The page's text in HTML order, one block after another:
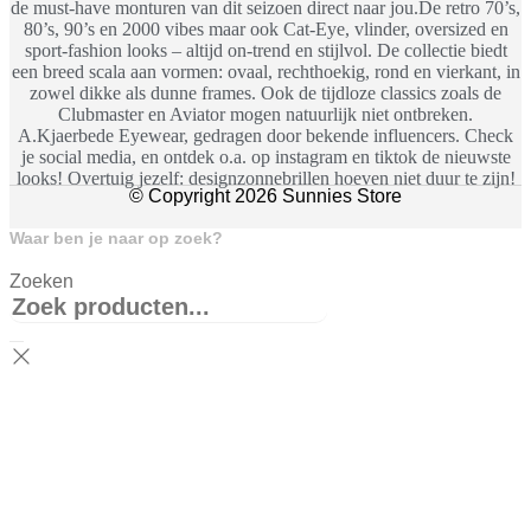
de must-have monturen van dit seizoen direct naar jou.De retro 70’s,
80’s, 90’s en 2000 vibes maar ook Cat-Eye, vlinder, oversized en
sport-fashion looks – altijd on-trend en stijlvol. De collectie biedt
een breed scala aan vormen: ovaal, rechthoekig, rond en vierkant, in
zowel dikke als dunne frames. Ook de tijdloze classics zoals de
Clubmaster en Aviator mogen natuurlijk niet ontbreken.
A.Kjaerbede Eyewear, gedragen door bekende influencers. Check
je social media, en ontdek o.a. op instagram en tiktok de nieuwste
looks! Overtuig jezelf: designzonnebrillen hoeven niet duur te zijn!
© Copyright 2026 Sunnies Store
Waar ben je naar op zoek?
Zoeken